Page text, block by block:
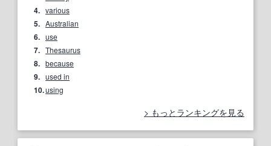
4. various
5. Australian
6. use
7. Thesaurus
8. because
9. used in
10.using
もっとランキングを見る